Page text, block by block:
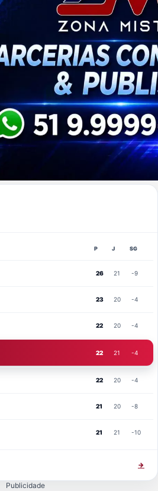
P J SG
26 21 -9
23 20 -4
22 20 -4
22 21 -4
22 20 -4
21 20 -8
21 21 -10
→
Publicidade